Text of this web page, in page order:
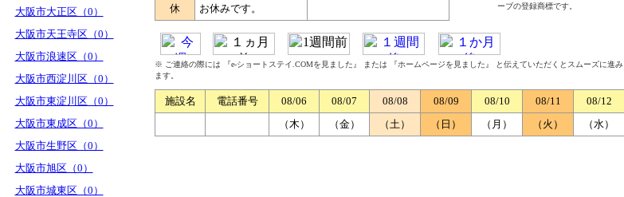
大阪市大正区（0）
大阪市天王寺区（0）
大阪市浪速区（0）
大阪市西淀川区（0）
大阪市東淀川区（0）
大阪市東成区（0）
大阪市生野区（0）
大阪市旭区（0）
大阪市城東区（0）
休
お休みです。
ーブの登録商標です。
※ ご連絡の際には 『e-ショートステイ.COMを見ました』 または 『ホームページを見ました』 と伝えていただくとスムーズに進み
ます。
施設名 電話番号 08/06 08/07 08/08 08/09 08/10 08/11
08/12
（木）
（金） （土） （日） （月） （火） （水）